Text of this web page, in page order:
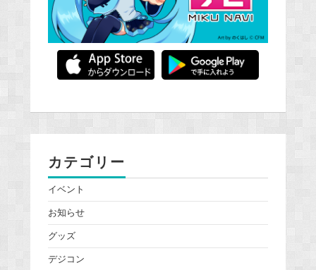
カテゴリー
イベント
お知らせ
グッズ
デジコン